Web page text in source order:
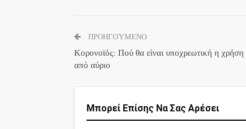
ΠΡΟΗΓΟΎΜΕΝΟ
Κορονοϊός: Πού θα είναι υποχρεωτική η
από αύριο
Μπορεί Επίσης Να Σας Αρέσει